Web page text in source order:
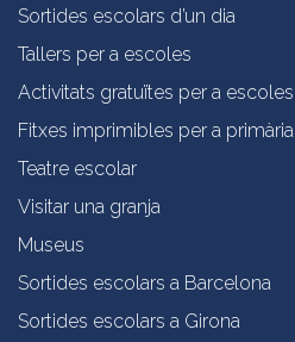
Sortides escolars d’un dia
Tallers per a escoles
Activitats gratuïtes per a escoles
Fitxes imprimibles per a primària
Teatre escolar
Visitar una granja
Museus
Sortides escolars a Barcelona
Sortides escolars a Girona